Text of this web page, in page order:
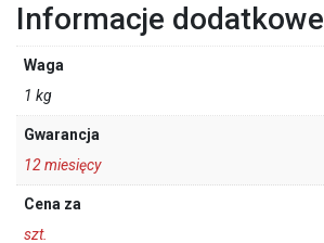
Informacje dodatkowe
Waga
1 kg
Gwarancja
12 miesięcy
Cena za
szt.